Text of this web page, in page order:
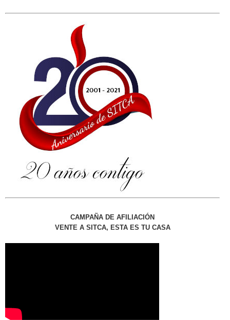
CAMPAÑA DE AFILIACIÓN
VENTE A SITCA, ESTA ES TU CASA